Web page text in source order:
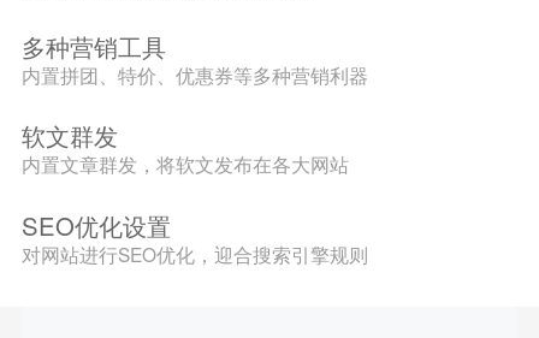
多种营销工具
内置拼团、特价、优惠券等多种营销利器
软文群发
内置文章群发，将软文发布在各大网站
SEO优化设置
对网站进行SEO优化，迎合搜索引擎规则